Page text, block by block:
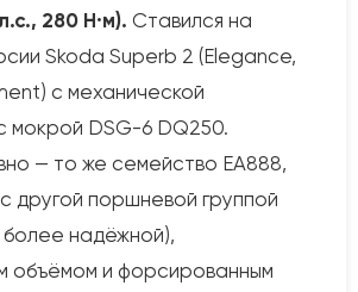
280 Н·м). Ставился на
Skoda Superb 2 (Elegance,
с механической
мокрой DSG-6 DQ250.
— то же семейство EA888,
другой поршневой группой
более надёжной),
объёмом и форсированным